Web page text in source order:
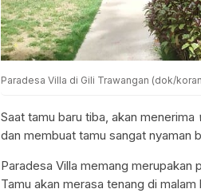
Paradesa Villa di Gili Trawangan (dok/
Saat tamu baru tiba, akan menerima
dan membuat tamu sangat nyaman
Paradesa Villa memang merupakan
Tamu akan merasa tenang di